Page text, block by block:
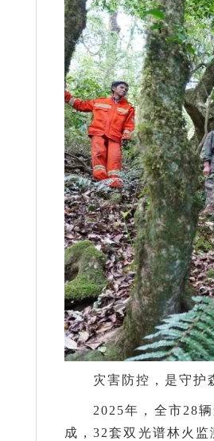
灾害防控，是守护
2025年，全市28
成，32套双光谱林火